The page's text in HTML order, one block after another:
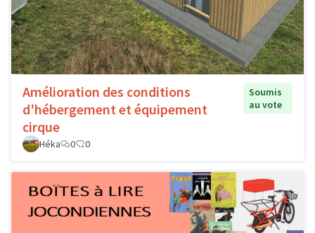
Amélioration des conditions
d'hébergement et équipement
cirque
Soumis
au vote
Héka 0 0